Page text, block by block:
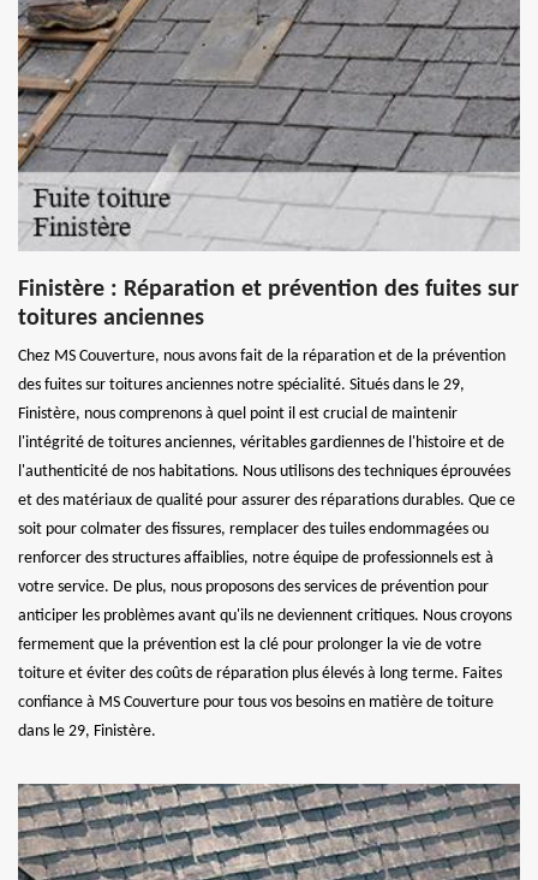
Finistère : Réparation et prévention des fuites sur
toitures anciennes
Chez MS Couverture, nous avons fait de la réparation et de la prévention
des fuites sur toitures anciennes notre spécialité. Situés dans le 29,
Finistère, nous comprenons à quel point il est crucial de maintenir
l'intégrité de toitures anciennes, véritables gardiennes de l'histoire et de
l'authenticité de nos habitations. Nous utilisons des techniques éprouvées
et des matériaux de qualité pour assurer des réparations durables. Que ce
soit pour colmater des fissures, remplacer des tuiles endommagées ou
renforcer des structures affaiblies, notre équipe de professionnels est à
votre service. De plus, nous proposons des services de prévention pour
anticiper les problèmes avant qu'ils ne deviennent critiques. Nous croyons
fermement que la prévention est la clé pour prolonger la vie de votre
toiture et éviter des coûts de réparation plus élevés à long terme. Faites
confiance à MS Couverture pour tous vos besoins en matière de toiture
dans le 29, Finistère.